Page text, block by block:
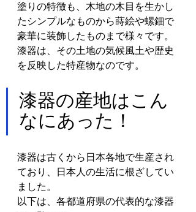
塗りの特徴も、木地の木目を生かし
たシンプルなものから蒔絵や螺鈿で
豪華に装飾したものまで様々です。
漆器は、その土地の気候風土や歴史
を反映した特産物なのです。
漆器の産地はこん
なにあった！
漆器は古くから日本各地で生産され
ており、日本人の生活に根ざしてい
ました。
以下は、各都道府県の代表的な漆器